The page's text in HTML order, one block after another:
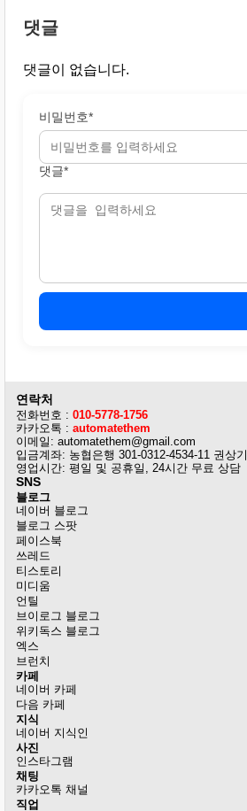
댓글
댓글이 없습니다.
비밀번호*
댓글*
연락처
전화번호 : 010-5778-1756
카카오톡 : automatethem
이메일: automatethem@gmail.com
입금계좌: 농협은행 301-0312-4534-11 권상기
영업시간: 평일 및 공휴일, 24시간 무료 상담
SNS
블로그
네이버 블로그
블로그 스팟
페이스북
쓰레드
티스토리
미디움
언틸
브이로그 블로그
위키독스 블로그
엑스
브런치
카페
네이버 카페
다음 카페
지식
네이버 지식인
사진
인스타그램
채팅
카카오톡 채널
직업